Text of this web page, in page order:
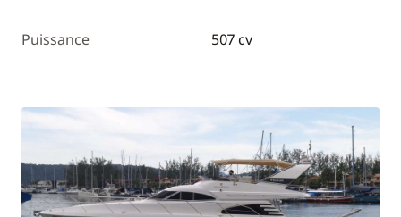
Puissance 507 cv